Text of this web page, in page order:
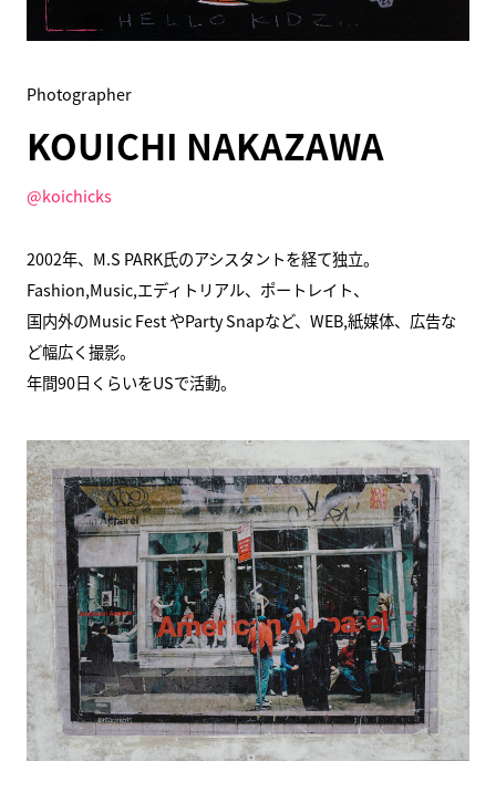
Photographer
KOUICHI NAKAZAWA
@koichicks
2002年、M.S PARK氏のアシスタントを経て独立。
Fashion,Music,エディトリアル、ポートレイト、
国内外のMusic Fest やParty Snapなど、WEB,紙媒体、広告な
ど幅広く撮影。
年間90日くらいをUSで活動。